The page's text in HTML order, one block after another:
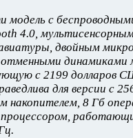
модель с
4.0,
двойным
динамиками
с 2199 долларов
для версии с
накопителем, 8 Гб